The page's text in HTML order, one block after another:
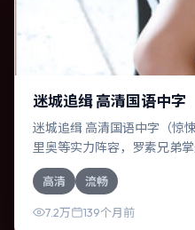
迷城追缉 高清国语中字
迷城追缉 高清国语中字（惊
里奥等实力阵容，罗素兄弟
德国，围绕一次意外选择展
务于主题，结尾留白耐人寻味
高清 流畅
7.2万 139个月前